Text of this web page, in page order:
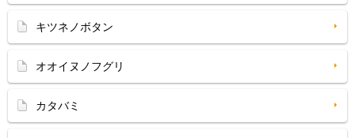
キツネノボタン
オオイヌノフグリ
カタバミ